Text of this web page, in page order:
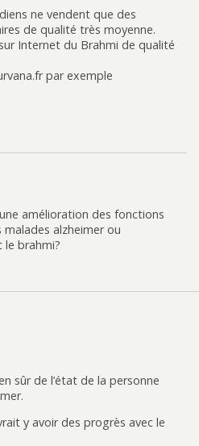
ne vendent que des
de qualité très moyenne.
Internet du Brahmi de qualité
par exemple
amélioration des fonctions
alzheimer ou
le brahmi?
sûr de l’état de la personne
y avoir des progrès avec le